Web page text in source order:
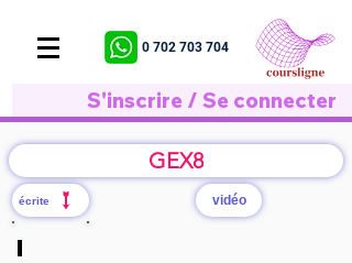
0 702 703 704
S'inscrire / Se connecter
GEX8
écrite vidéo